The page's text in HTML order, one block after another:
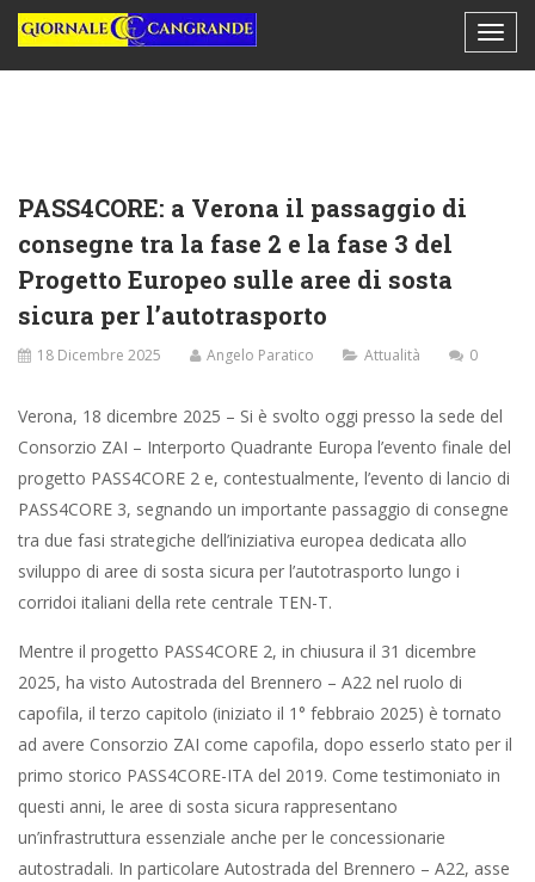
PASS4CORE: a Verona il passaggio di
consegne tra la fase 2 e la fase 3 del
Progetto Europeo sulle aree di sosta
sicura per l’autotrasporto
18 Dicembre 2025 Angelo Paratico Attualità 0
Verona, 18 dicembre 2025 – Si è svolto oggi presso la sede del
Consorzio ZAI – Interporto Quadrante Europa l’evento finale del
progetto PASS4CORE 2 e, contestualmente, l’evento di lancio di
PASS4CORE 3, segnando un importante passaggio di consegne
tra due fasi strategiche dell’iniziativa europea dedicata allo
sviluppo di aree di sosta sicura per l’autotrasporto lungo i
corridoi italiani della rete centrale TEN-T.
Mentre il progetto PASS4CORE 2, in chiusura il 31 dicembre
2025, ha visto Autostrada del Brennero – A22 nel ruolo di
capofila, il terzo capitolo (iniziato il 1° febbraio 2025) è tornato
ad avere Consorzio ZAI come capofila, dopo esserlo stato per il
primo storico PASS4CORE-ITA del 2019. Come testimoniato in
questi anni, le aree di sosta sicura rappresentano
un’infrastruttura essenziale anche per le concessionarie
autostradali. In particolare Autostrada del Brennero – A22, asse